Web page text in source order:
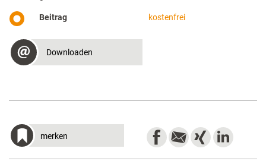
Beitrag kostenfrei
Downloaden
merken